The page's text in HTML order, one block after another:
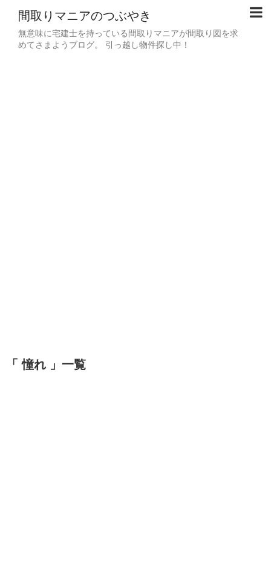
間取りマニアのつぶやき
無意味に宅建士を持っている間取りマニアが間取り図を求
めてさまようブログ。 引っ越し物件探し中！
「 憧れ 」一覧